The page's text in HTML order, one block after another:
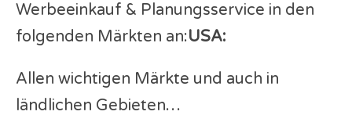
Werbeeinkauf & Planungsservice in den
folgenden Märkten an:USA:
Allen wichtigen Märkte und auch in
ländlichen Gebieten…